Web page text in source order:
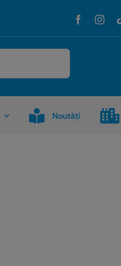
Noutăţi